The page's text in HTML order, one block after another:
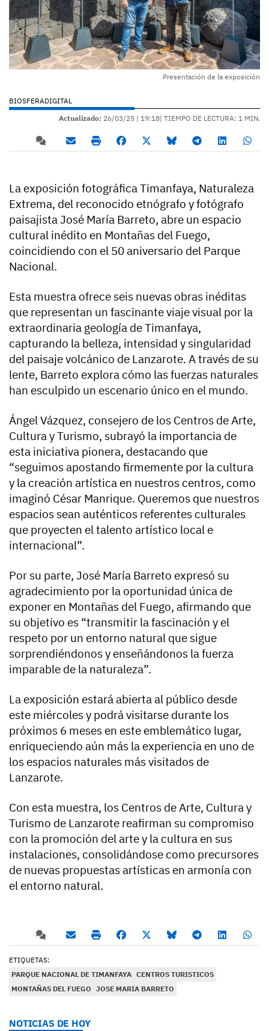
Presentación de la exposición
BIOSFERADIGITAL
Actualizado: 26/03/25 | 19:18| TIEMPO DE LECTURA: 1 MIN.
La exposición fotográfica Timanfaya, Naturaleza
Extrema, del reconocido etnógrafo y fotógrafo
paisajista José María Barreto, abre un espacio
cultural inédito en Montañas del Fuego,
coincidiendo con el 50 aniversario del Parque
Nacional.
Esta muestra ofrece seis nuevas obras inéditas
que representan un fascinante viaje visual por la
extraordinaria geología de Timanfaya,
capturando la belleza, intensidad y singularidad
del paisaje volcánico de Lanzarote. A través de su
lente, Barreto explora cómo las fuerzas naturales
han esculpido un escenario único en el mundo.
Ángel Vázquez, consejero de los Centros de Arte,
Cultura y Turismo, subrayó la importancia de
esta iniciativa pionera, destacando que
“seguimos apostando firmemente por la cultura
y la creación artística en nuestros centros, como
imaginó César Manrique. Queremos que nuestros
espacios sean auténticos referentes culturales
que proyecten el talento artístico local e
internacional”.
Por su parte, José María Barreto expresó su
agradecimiento por la oportunidad única de
exponer en Montañas del Fuego, afirmando que
su objetivo es “transmitir la fascinación y el
respeto por un entorno natural que sigue
sorprendiéndonos y enseñándonos la fuerza
imparable de la naturaleza”.
La exposición estará abierta al público desde
este miércoles y podrá visitarse durante los
próximos 6 meses en este emblemático lugar,
enriqueciendo aún más la experiencia en uno de
los espacios naturales más visitados de
Lanzarote.
Con esta muestra, los Centros de Arte, Cultura y
Turismo de Lanzarote reafirman su compromiso
con la promoción del arte y la cultura en sus
instalaciones, consolidándose como precursores
de nuevas propuestas artísticas en armonía con
el entorno natural.
ETIQUETAS:
PARQUE NACIONAL DE TIMANFAYA CENTROS TURISTICOS
MONTAÑAS DEL FUEGO JOSE MARIA BARRETO
NOTICIAS DE HOY